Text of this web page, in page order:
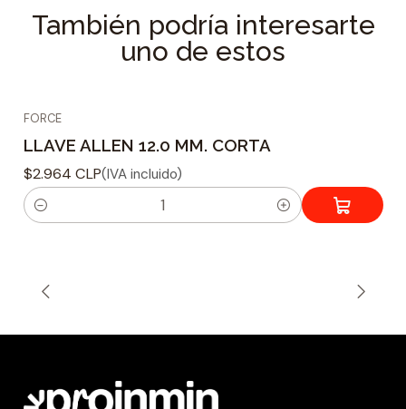
También podría interesarte
uno de estos
FORCE
LLAVE ALLEN 12.0 MM. CORTA
$2.964 CLP(IVA incluido)
C
d